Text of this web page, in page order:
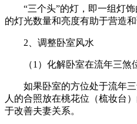
“三个头”的灯，即一组灯
的灯光数量和亮度有助于营造
2、调整卧室风水
（1）化解卧室在流年三煞
如果卧室的方位处于流年
人的合照放在桃花位（梳妆台
于改善夫妻关系。